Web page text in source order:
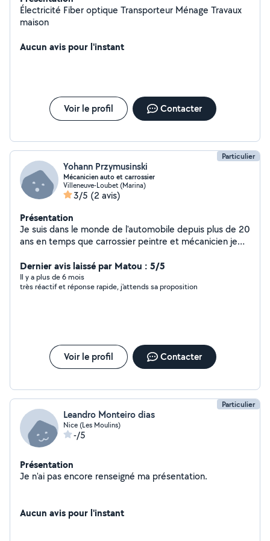
Électricité Fiber optique Transporteur Ménage Travaux
maison
Aucun avis pour l'instant
Voir le profil Contacter
Particulier
Yohann Przymusinski
Mécanicien auto et carrossier
Villeneuve-Loubet (Marina)
3/5 (2 avis)
Présentation
Je suis dans le monde de l'automobile depuis plus de 20
ans en temps que carrossier peintre et mécanicien je
complet effacement des voyants des codes erreurs et
reprogrammation de tout les éléments moteur
Dernier avis laissé par Matou : 5/5
Il y a plus de 6 mois
très réactif et réponse rapide, j'attends sa proposition
Voir le profil Contacter
Particulier
Leandro Monteiro dias
Nice (Les Moulins)
-/5
Présentation
Je n'ai pas encore renseigné ma présentation.
Aucun avis pour l'instant